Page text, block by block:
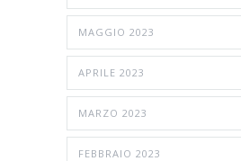
MAGGIO 2023
APRILE 2023
MARZO 2023
FEBBRAIO 2023